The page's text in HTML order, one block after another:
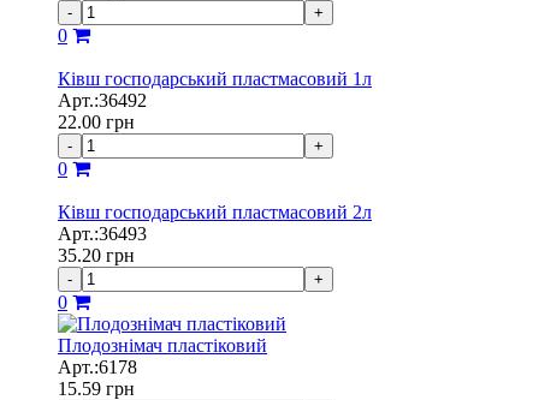
- +
0
Ківш господарський пластмасовий 1л
Арт.:36492
22.00 грн
- +
0
Ківш господарський пластмасовий 2л
Арт.:36493
35.20 грн
- +
0
Плодознімач пластіковий
Арт.:6178
15.59 грн